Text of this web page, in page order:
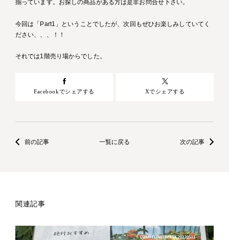
揃っています。お探しの商品がある方は是非お問合せ下さい。
今回は「Part1」ということでしたが、次回もぜひお楽しみしていてく
ださい、、、！！
それでは1階売り場からでした。
Facebookでシェアする Xでシェアする
前の記事 一覧に戻る 次の記事
関連記事